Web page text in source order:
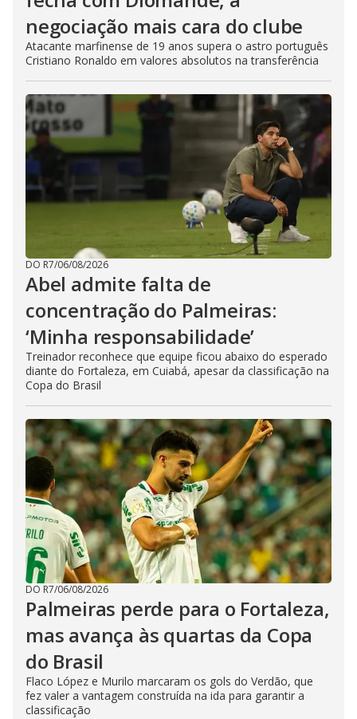
negociação mais cara do clube
Atacante marfinense de 19 anos supera o astro português
Cristiano Ronaldo em valores absolutos na transferência
DO R7/06/08/2026
Abel admite falta de
concentração do Palmeiras:
‘Minha responsabilidade’
Treinador reconhece que equipe ficou abaixo do esperado
diante do Fortaleza, em Cuiabá, apesar da classificação na
Copa do Brasil
DO R7/06/08/2026
Palmeiras perde para o Fortaleza,
mas avança às quartas da Copa
do Brasil
Flaco López e Murilo marcaram os gols do Verdão, que
fez valer a vantagem construída na ida para garantir a
classificação